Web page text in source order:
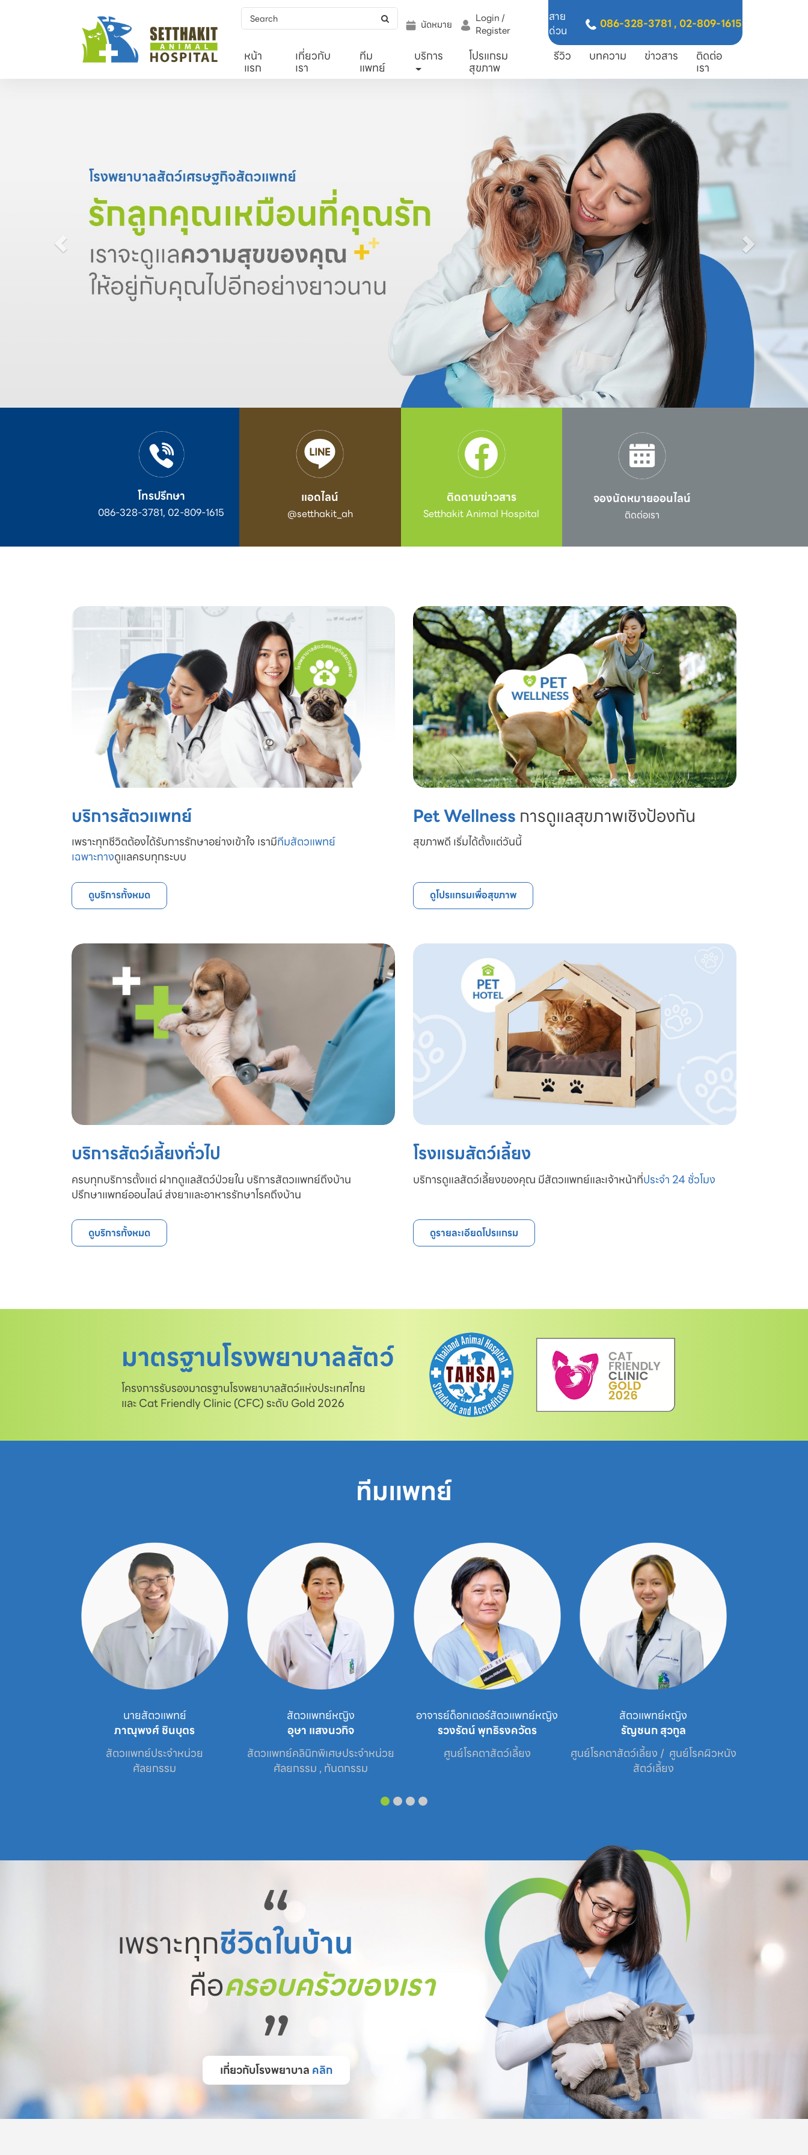
นัดหมาย
Login /
Register
สาย
ด่วน
086-328-3781 ,02-809-1615
หน้า
แรก
เกี่ยวกับ
เรา
ทีม
แพทย์
บริการ โปรแกรม
สุขภาพ
รีวิว บทความ ข่าวสาร ติดต่อ
เรา
โทรปรึกษา
086-328-3781, 02-809-1615
แอดไลน์
@setthakit_ah
ติดตามข่าวสาร
Setthakit Animal Hospital
จองนัดหมายออนไลน์
ติดต่อเรา
บริการสัตวแพทย์
เพราะทุกชีวิตต้องได้รับการรักษาอย่างเข้าใจ เรามีทีมสัตวแพทย์
เฉพาะทางดูแลครบทุกระบบ
ดูบริการทั้งหมด
Pet Wellness การดูแลสุขภาพเชิงป้องกัน
สุขภาพดี เริ่มได้ตั้งแต่วันนี้
ดูโปรแกรมเพื่อสุขภาพ
บริการสัตว์เลี้ยงทั่วไป
ครบทุกบริการตั้งแต่ ฝากดูแลสัตว์ป่วยใน บริการสัตวแพทย์ถึงบ้าน
ปรึกษาแพทย์ออนไลน์ ส่งยาและอาหารรักษาโรคถึงบ้าน
ดูบริการทั้งหมด
โรงแรมสัตว์เลี้ยง
บริการดูแลสัตว์เลี้ยงของคุณ มีสัตวแพทย์และเจ้าหน้าที่ประจำ 24 ชั่วโมง
ดูรายละเอียดโปรแกรม
มาตรฐานโรงพยาบาลสัตว์
โครงการรับรองมาตรฐานโรงพยาบาลสัตว์แห่งประเทศไทย
และ Cat Friendly Clinic (CFC) ระดับ Gold 2026
ทีมแพทย์
นายสัตวแพทย์
ภาณุพงศ์ ชินบุตร
สัตวแพทย์ประจำหน่วย
ศัลยกรรม
สัตวแพทย์หญิง
อุษา แสงนวกิจ
สัตวแพทย์คลินิกพิเศษประจำหน่วย
ศัลยกรรม , ทันตกรรม
อาจารย์ด็อกเตอร์สัตวแพทย์หญิง
รวงรัตน์ พุทธิรงควัตร
ศูนย์โรคตาสัตว์เลี้ยง
สัตวแพทย์หญิง
รัญชนก สุวกูล
ศูนย์โรคตาสัตว์เลี้ยง /  ศูนย์โรคผิวหนัง
สัตว์เลี้ยง
“
เพราะทุกชีวิตในบ้าน
คือครอบครัวของเรา
”
เกี่ยวกับโรงพยาบาล คลิก